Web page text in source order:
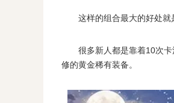
这样的组合最大的好处就是
很多新人都是靠着10次卡
修的黄金稀有装备。